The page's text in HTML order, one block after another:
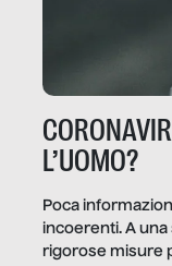
L’UOMO?
Poca
incoerenti. A
rigorose misure